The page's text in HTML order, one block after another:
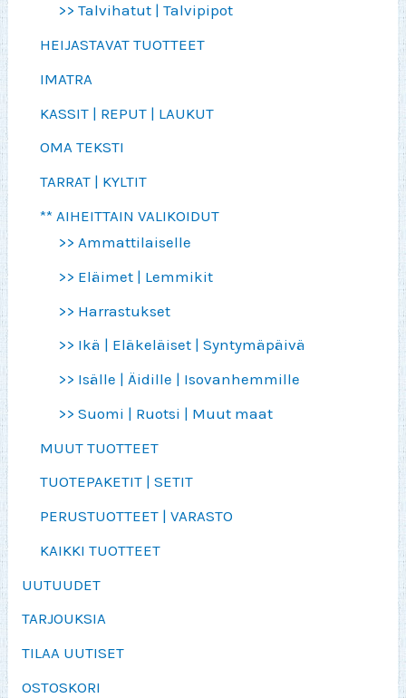
>> Talvihatut | Talvipipot
HEIJASTAVAT TUOTTEET
IMATRA
KASSIT | REPUT | LAUKUT
OMA TEKSTI
TARRAT | KYLTIT
** AIHEITTAIN VALIKOIDUT
>> Ammattilaiselle
>> Eläimet | Lemmikit
>> Harrastukset
>> Ikä | Eläkeläiset | Syntymäpäivä
>> Isälle | Äidille | Isovanhemmille
>> Suomi | Ruotsi | Muut maat
MUUT TUOTTEET
TUOTEPAKETIT | SETIT
PERUSTUOTTEET | VARASTO
KAIKKI TUOTTEET
UUTUUDET
TARJOUKSIA
TILAA UUTISET
OSTOSKORI